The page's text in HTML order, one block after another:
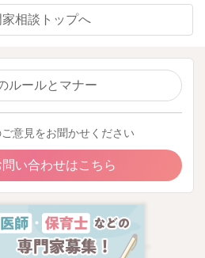
相談トップへ
ルールとマナー
意見をお聞かせください
い合わせはこちら